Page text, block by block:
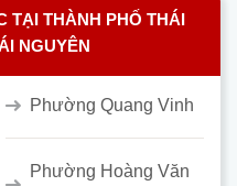
TẠI THÀNH PHỐ THÁI
NGUYÊN
Phường Quang Vinh
Phường Hoàng Văn